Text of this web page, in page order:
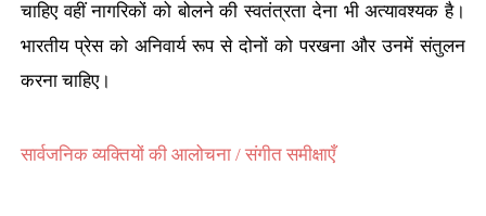
चाहिए वहीं नागरिकों को बोलने की स्वतंत्रता देना भी अत्यावश्यक है।
भारतीय प्रेस को अनिवार्य रूप से दोनों को परखना और उनमें संतुलन
करना चाहिए।
सार्वजनिक व्यक्तियों की आलोचना / संगीत समीक्षाएँ